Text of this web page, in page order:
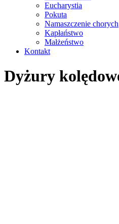
Eucharystia
Pokuta
Namaszczenie chorych
Kapłaństwo
Małżeństwo
Kontakt
Dyżury